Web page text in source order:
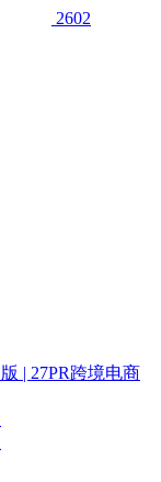
2602